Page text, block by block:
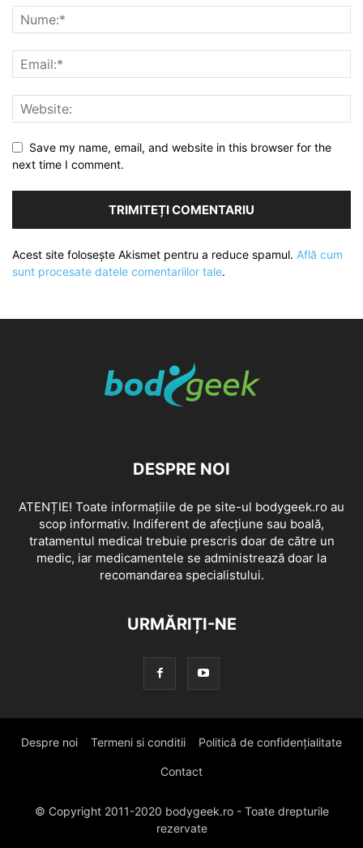
Save my name, email, and website in this browser for the
next time I comment.
Acest site folosește Akismet pentru a reduce spamul. Află cum
sunt procesate datele comentariilor tale.
DESPRE NOI
ATENȚIE! Toate informațiile de pe site-ul bodygeek.ro au
scop informativ. Indiferent de afecțiune sau boală,
tratamentul medical trebuie prescris doar de către un
medic, iar medicamentele se administrează doar la
recomandarea specialistului.
URMĂRIȚI-NE
Despre noi Termeni si conditii Politică de confidențialitate
Contact
© Copyright 2011-2020 bodygeek.ro - Toate drepturile
rezervate